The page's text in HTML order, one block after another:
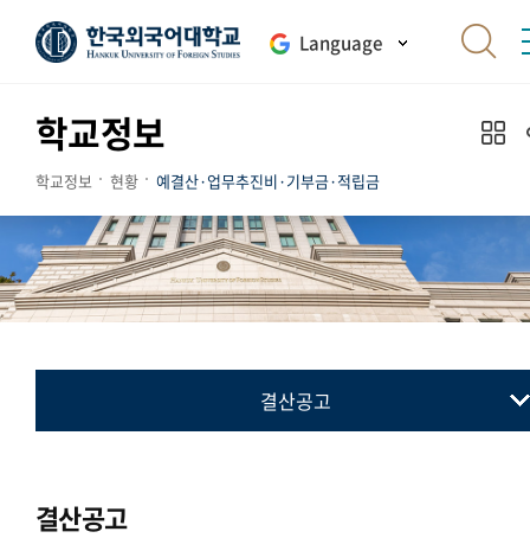
Language
학교정보
학교정보 현황 예결산·업무추진비·기부금·적립금
결산공고
결산공고